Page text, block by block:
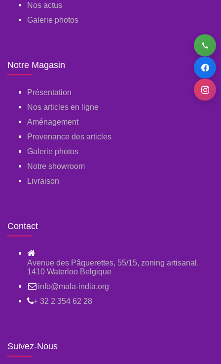
Nos actus
Galerie photos
Notre Magasin
Présentation
Nos articles en ligne
Aménagement
Provenance des articles
Galerie photos
Notre showroom
Livraison
Contact
Avenue des Pâquerettes, 55/15, zoning artisanal,
1410 Waterloo Belgique
info@mala-india.org
+ 32 2 354 62 28
Suivez-Nous